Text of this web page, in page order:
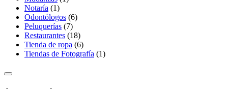
Notaría (1)
Odontólogos (6)
Peluquerías (7)
Restaurantes (18)
Tienda de ropa (6)
Tiendas de Fotografía (1)